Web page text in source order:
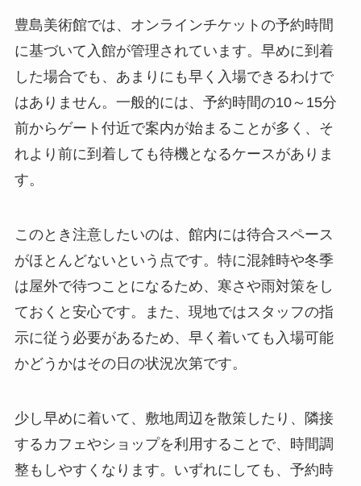
豊島美術館では、オンラインチケットの予約時間
に基づいて入館が管理されています。早めに到着
した場合でも、あまりにも早く入場できるわけで
はありません。一般的には、予約時間の10～15分
前からゲート付近で案内が始まることが多く、そ
れより前に到着しても待機となるケースがありま
す。
このとき注意したいのは、館内には待合スペース
がほとんどないという点です。特に混雑時や冬季
は屋外で待つことになるため、寒さや雨対策をし
ておくと安心です。また、現地ではスタッフの指
示に従う必要があるため、早く着いても入場可能
かどうかはその日の状況次第です。
少し早めに着いて、敷地周辺を散策したり、隣接
するカフェやショップを利用することで、時間調
整もしやすくなります。いずれにしても、予約時